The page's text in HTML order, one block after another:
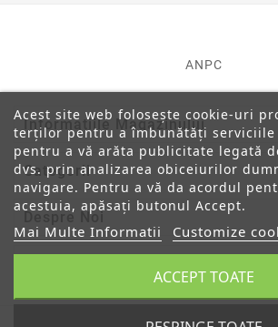
ANPC
Informatiile Magazinului
Categorii
Despre Noi
Acest site web folosește cookie-uri
terților pentru a îmbunătăți serviciile
pentru a vă arăta publicitate legată
dvs. prin analizarea obiceiurilor
navigare. Pentru a vă da acordul
acestuia, apăsați butonul Accept.
Mai Multe Informatii Customize
ACCEPT TOATE